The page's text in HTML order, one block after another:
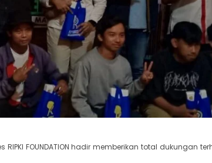
FOUNDATION hadir memberikan total dukungan